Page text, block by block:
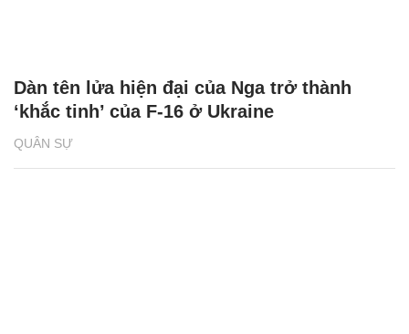
QUÂN SỰ
Dàn tên lửa hiện đại của Nga trở thành
‘khắc tinh’ của F-16 ở Ukraine